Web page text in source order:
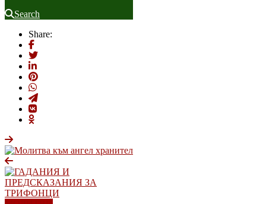
Search
Share: